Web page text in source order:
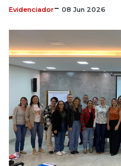
Evidenciador- 08 Jun 2026